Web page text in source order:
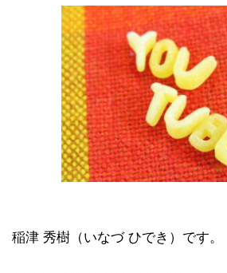
稲津 秀樹（いなづ ひでき）です。